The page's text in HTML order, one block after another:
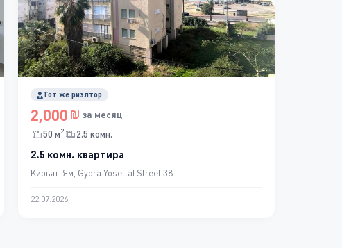
Тот же риэлтор
2,000
за месяц
50 м2 2.5 комн.
2.5 комн. квартира
Кирьят-Ям, Gyora Yoseftal Street 38
22.07.2026